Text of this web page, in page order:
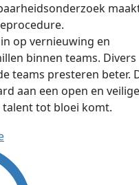
op vernieuwing en
binnen teams. Divers
teams presteren beter.
aan een open en
tot bloei komt.